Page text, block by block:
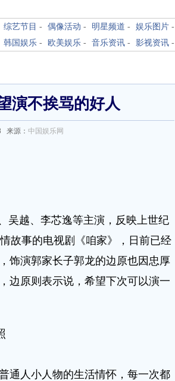
综艺节目 - 偶像活动 - 明星频道 - 娱乐图片 -
韩国娱乐 - 欧美娱乐 - 音乐资讯 - 影视资讯 -
演不挨骂的好人
来源： 中国娱乐网
吴越、李芯逸等主演，反映上世纪
故事的电视剧《咱家》，日前已经
饰演郭家长子郭龙的边原也因忠厚
边原则表示说，希望下次可以演一
人小人物的生活情怀，每一次都